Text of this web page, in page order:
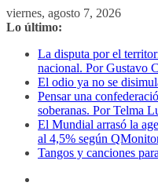
Saltar
al
viernes, agosto 7, 2026
Lo último:
La disputa por el
nacional. Por Gustavo
El odio ya no se
Pensar una
soberanas. Por Telma
El Mundial arrasó la
al 4,5% según
Tangos y canciones